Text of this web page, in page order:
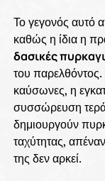
Το γεγονός αυτό
καθώς η ίδια η
δασικές
του
καύσωνες, η
συσσώρευση
δημιουργούν
ταχύτητας,
της δεν αρκεί.